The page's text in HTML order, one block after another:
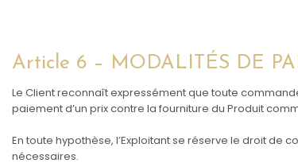
Article 6 – MODALITÉS DE
Le Client reconnaît expressément que toute
paiement d’un prix contre la fourniture du Produit
En toute hypothèse, l’Exploitant se réserve le droit
nécessaires.